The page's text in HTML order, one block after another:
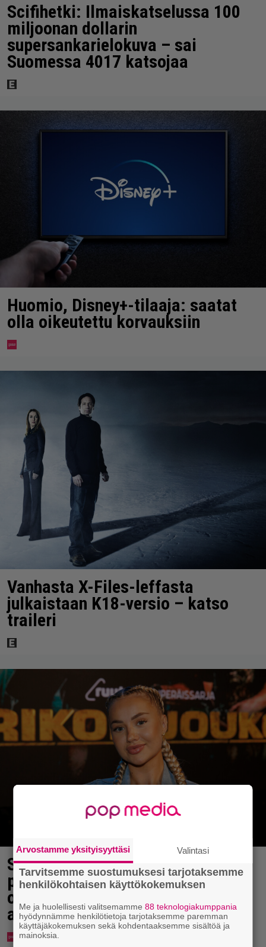
Scifihetki: Ilmaiskatselussa 100
miljoonan dollarin
supersankarielokuva – sai
Suomessa 4017 katsojaa
Huomio, Disney+-tilaaja: saatat
olla oikeutettu korvauksiin
Vanhasta X-Files-leffasta
julkaistaan K18-versio – katso
traileri
Sonja Aiello hullaantui elämään
pienellä paikkakunnalla – ”Voi
ottaa vaikka ilman yläosaa
aurinkoa”
Arvostamme yksityisyyttäsi Valintasi
Tarvitsemme suostumuksesi tarjotaksemme
henkilökohtaisen käyttökokemuksen
Me ja huolellisesti valitsemamme88 teknologiakumppania
hyödynnämme henkilötietoja tarjotaksemme paremman
käyttäjäkokemuksen sekä kohdentaaksemme sisältöä ja
mainoksia.